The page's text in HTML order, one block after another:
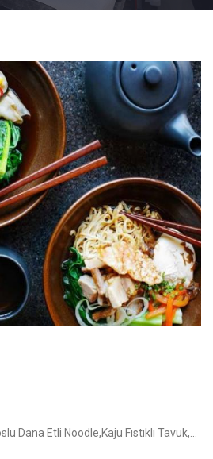
Ballı Cevizli Karides,Erik Soslu Dana Etli Noodle,Kaju Fıstıklı Tavuk,Hem eğlenip hem öğreneceğiniz workshoplarımızda zamanın nasıl geçtiğini anlayamayacak